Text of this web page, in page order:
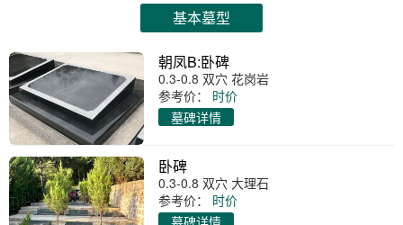
基本墓型
朝凤B:卧碑
0.3-0.8 双穴 花岗岩
参考价：
时价
墓碑详情
卧碑
0.3-0.8 双穴 大理石
参考价：
时价